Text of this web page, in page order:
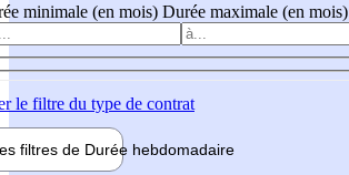
minimale (en mois) Durée maximale (en mois)
le filtre du type de contrat
filtres de Durée hebdomadaire